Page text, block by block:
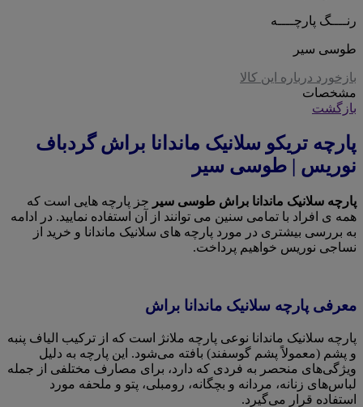
رنــــگ پارچــــه
طوسی سیر
بازخورد درباره این کالا
مشخصات
بازگشت
پارچه تریکو سلانیک ماندانا براش گردباف
نوریس | طوسی سیر
پارچه سلانیک ماندانا براش طوسی سیر جز پارچه هایی است که
همه ی افراد با تمامی سنین می توانند از آن استفاده نمایید. در ادامه
به بررسی بیشتری در مورد پارچه های سلانیک ماندانا و خرید از
نساجی نوریس خواهیم پرداخت.
معرفی پارچه سلانیک ماندانا براش
پارچه سلانیک ماندانا نوعی پارچه ملانژ است که از ترکیب الیاف پنبه
و پشم (معمولاً پشم گوسفند) بافته می‌شود. این پارچه به دلیل
ویژگی‌های منحصر به فردی که دارد، برای مصارف مختلفی از جمله
لباس‌های زنانه، مردانه و بچگانه، رومبلی، پتو و ملحفه مورد
استفاده قرار می‌گیرد.